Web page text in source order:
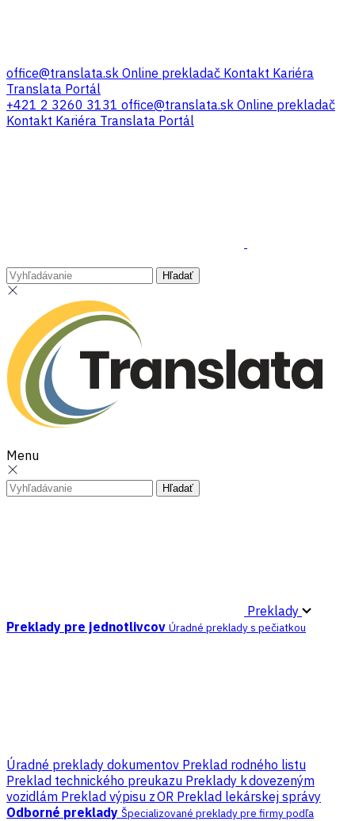
office@translata.sk Online prekladač Kontakt Kariéra
Translata Portál
+421 2 3260 3131 office@translata.sk Online prekladač
Kontakt Kariéra Translata Portál
Menu
Preklady
Preklady pre jednotlivcov Úradné preklady s pečiatkou
Úradné preklady dokumentov Preklad rodného listu
Preklad technického preukazu Preklady k dovezeným
vozidlám Preklad výpisu z OR Preklad lekárskej správy
Odborné preklady Špecializované preklady pre firmy podľa